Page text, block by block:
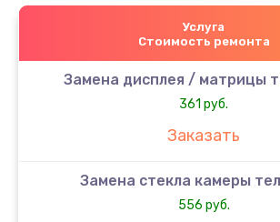
Услуга
Стоимость ремонта
Замена дисплея / матрицы
361 руб.
Заказать
Замена стекла камеры
556 руб.